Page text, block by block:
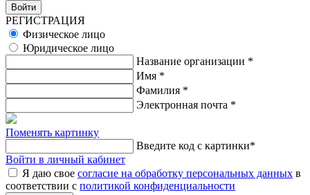
РЕГИСТРАЦИЯ
Физическое лицо
Юридическое лицо
Название организации *
Имя *
Фамилия *
Электронная почта *
Поменять картинку
Введите код с картинки*
Войти в личный кабинет
Я даю свое согласие на обработку персональных данных в
соответствии с политикой конфиденциальности